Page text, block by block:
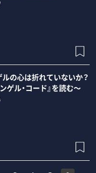
の心は折れていないか？
ゲル・コード』を読む～